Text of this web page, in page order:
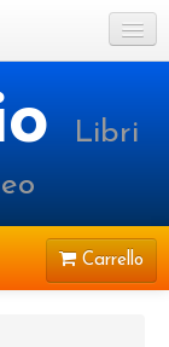
Libri
Carrello